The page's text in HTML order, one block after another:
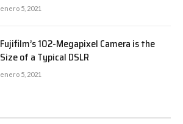
enero 5, 2021
Fujifilm’s 102-Megapixel Camera is the
Size of a Typical DSLR
enero 5, 2021